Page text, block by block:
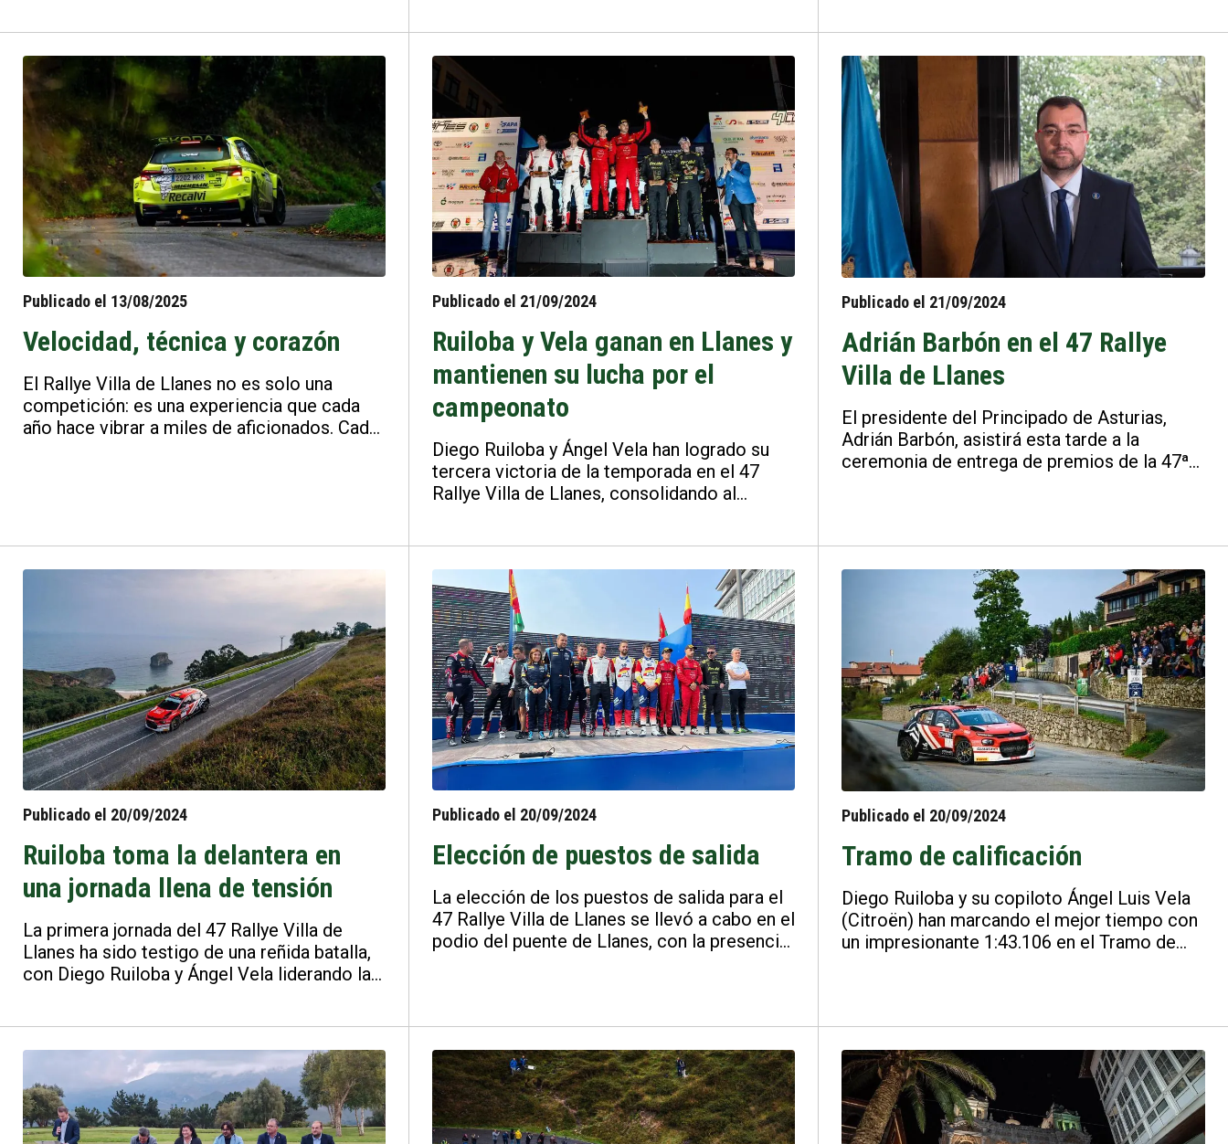
Supercampeonato de España de Rallyes de
la RFEDA.
y responsabilidad. Pero nunca olvides lo más
importante, la seguridad es lo primero.
referentes de la nueva generación de pilotos.
Publicado el 13/08/2025
Velocidad, técnica y corazón
El Rallye Villa de Llanes no es solo una
competición: es una experiencia que cada
año hace vibrar a miles de aficionados. Cada
Publicado el 21/09/2024
Ruiloba y Vela ganan en Llanes y
mantienen su lucha por el
campeonato
Diego Ruiloba y Ángel Vela han logrado su
tercera victoria de la temporada en el 47
Rallye Villa de Llanes, consolidando al
CER). Con este triunfo, los asturianos se
acercan a la cima de la clasificación general,
tras finalizar el periplo norteño del
calendario.
Publicado el 21/09/2024
Adrián Barbón en el 47 Rallye
Villa de Llanes
El presidente del Principado de Asturias,
Adrián Barbón, asistirá esta tarde a la
ceremonia de entrega de premios de la 47ª
evento, quienes se unirán a la celebración de
una de las competiciones automovilísticas
más emblemáticas de la región.
Publicado el 20/09/2024
Ruiloba toma la delantera en
una jornada llena de tensión
La primera jornada del 47 Rallye Villa de
Llanes ha sido testigo de una reñida batalla,
con Diego Ruiloba y Ángel Vela liderando la
lograron mantenerse en cabeza, superando
por una estrecha diferencia a José Antonio
Suárez y Alberto Iglesias, quienes les siguen
de cerca en la tabla.
Publicado el 20/09/2024
Elección de puestos de salida
La elección de los puestos de salida para el
47 Rallye Villa de Llanes se llevó a cabo en el
podio del puente de Llanes, con la presencia
posiciones para afrontar los desafiantes
tramos del rallye.
Publicado el 20/09/2024
Tramo de calificación
Diego Ruiloba y su copiloto Ángel Luis Vela
(Citroën) han marcando el mejor tiempo con
un impresionante 1:43.106 en el Tramo de